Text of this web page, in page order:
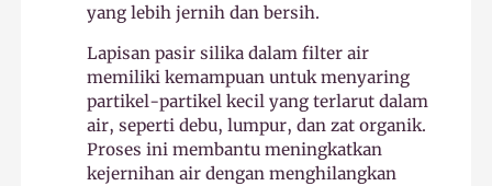
yang lebih jernih dan bersih.
Lapisan pasir silika dalam filter air
memiliki kemampuan untuk menyaring
partikel-partikel kecil yang terlarut dalam
air, seperti debu, lumpur, dan zat organik.
Proses ini membantu meningkatkan
kejernihan air dengan menghilangkan